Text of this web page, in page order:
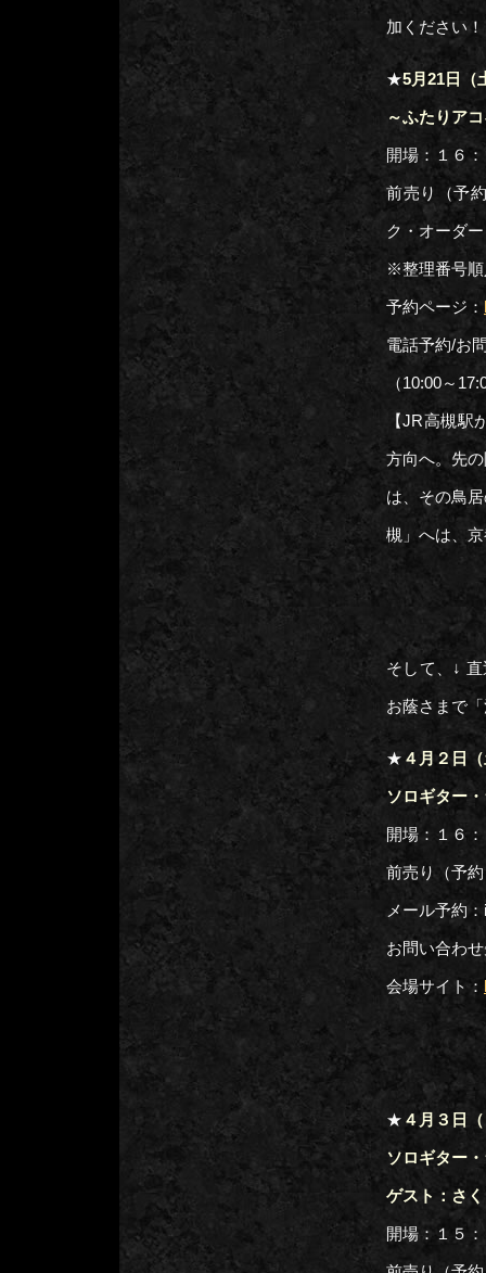
加ください！
★5月21日（
～ふたりア
開場：１６
前売り（予
ク・オーダ
※整理番号順
予約ページ：
電話予約/お
（10:00～
【JR高槻駅
方向へ。先
は、その鳥
槻」へは、
そして、↓
お蔭さまで
★ ４月２日
ソロギター
開場：１６
前売り（予
メール予約
お問い合わ
会場サイト：
★ ４月３日
ソロギター
ゲスト：さ
開場：１５